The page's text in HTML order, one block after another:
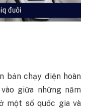
bản chạy điện hoàn
giữa những năm
một số quốc gia và